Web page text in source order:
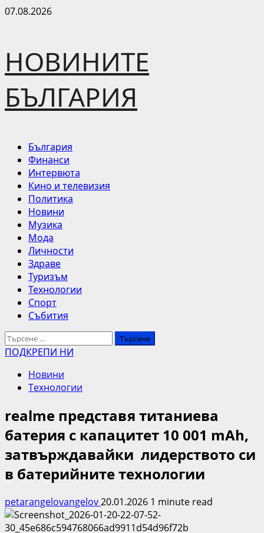
Skip
07.08.2026
НОВИНИТЕ
БЪЛГАРИЯ
Primary
Menu
България
Финанси
Интервюта
Кино и телевизия
Политика
Новини
Музика
Мода
Личности
Здраве
Туризъм
Технологии
Спорт
Събития
Търсене
за:
ПОДКРЕПИ НИ
Новини
Технологии
realme представя титаниева
батерия с капацитет 10 001 mAh,
затвърждавайки лидерството си
в батерийните технологии
petarangelovangelov20.01.2026 1 minute read